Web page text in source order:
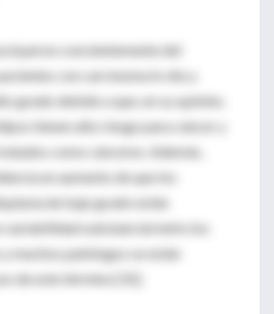
concientemente del
con carcinoma in situ y
grado debido a que, en su opinión,
tienen alto riesgo para cáncer y
como cánceres. Además,
en aumento de que los
de bajo grado están
variabilidad substancial entre los
muchos patólogos se están
de este término [31].